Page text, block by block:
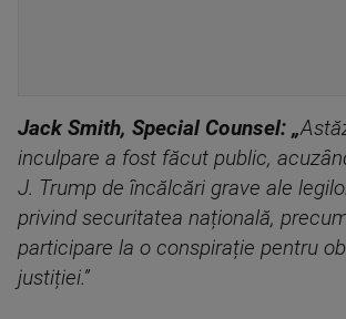
Jack Smith, Special Counsel: „
inculpare a fost făcut public,
J. Trump de încălcări grave ale
privind securitatea națională,
participare la o conspirație pentru
justiției.”